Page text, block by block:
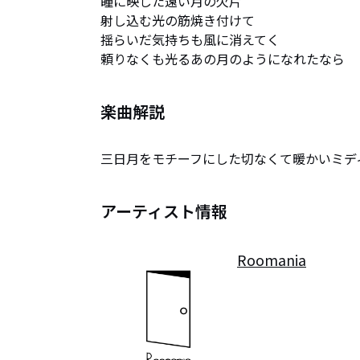
射し込む光の筋焼き付けて
揺らいだ気持ちも風に消えてく
頼りなくも光るあの月のようになれたなら
楽曲解説
三日月をモチーフにした切なくて暖かいミ
アーティスト情報
Roomania